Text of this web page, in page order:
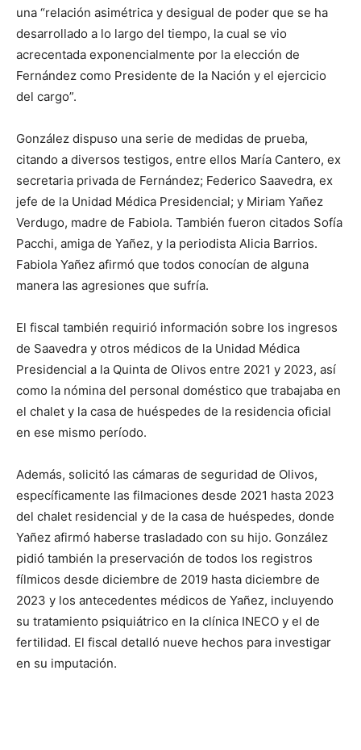
una “relación asimétrica y desigual de poder que se ha
desarrollado a lo largo del tiempo, la cual se vio
acrecentada exponencialmente por la elección de
Fernández como Presidente de la Nación y el ejercicio
del cargo”.
González dispuso una serie de medidas de prueba,
citando a diversos testigos, entre ellos María Cantero, ex
secretaria privada de Fernández; Federico Saavedra, ex
jefe de la Unidad Médica Presidencial; y Miriam Yañez
Verdugo, madre de Fabiola. También fueron citados Sofía
Pacchi, amiga de Yañez, y la periodista Alicia Barrios.
Fabiola Yañez afirmó que todos conocían de alguna
manera las agresiones que sufría.
El fiscal también requirió información sobre los ingresos
de Saavedra y otros médicos de la Unidad Médica
Presidencial a la Quinta de Olivos entre 2021 y 2023, así
como la nómina del personal doméstico que trabajaba en
el chalet y la casa de huéspedes de la residencia oficial
en ese mismo período.
Además, solicitó las cámaras de seguridad de Olivos,
específicamente las filmaciones desde 2021 hasta 2023
del chalet residencial y de la casa de huéspedes, donde
Yañez afirmó haberse trasladado con su hijo. González
pidió también la preservación de todos los registros
fílmicos desde diciembre de 2019 hasta diciembre de
2023 y los antecedentes médicos de Yañez, incluyendo
su tratamiento psiquiátrico en la clínica INECO y el de
fertilidad. El fiscal detalló nueve hechos para investigar
en su imputación.